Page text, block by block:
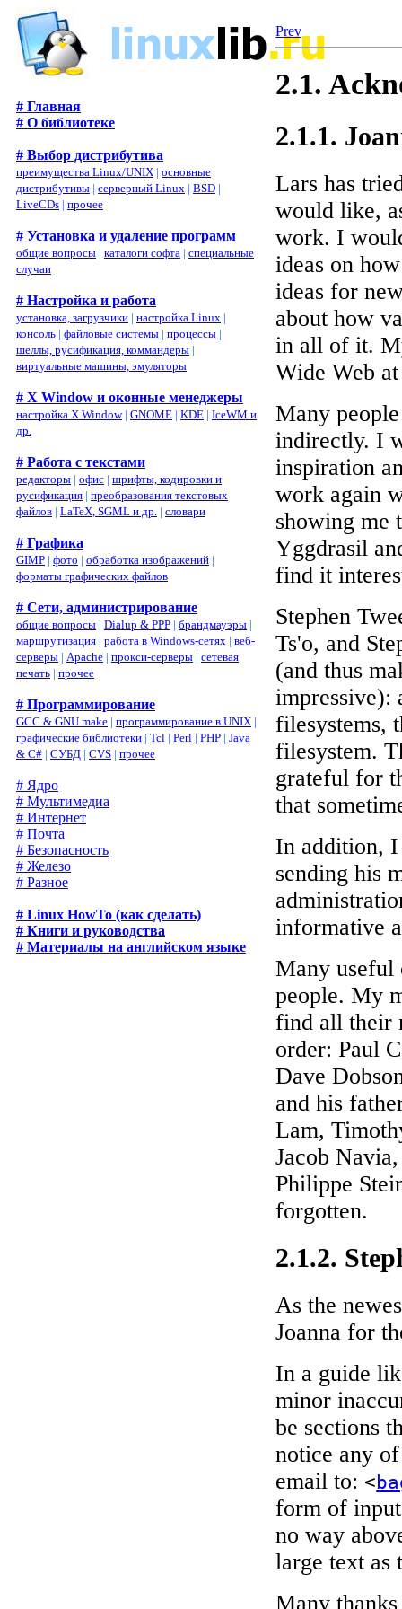
# Главная
# О библиотеке
# Выбор дистрибутива
преимущества Linux/UNIX | основные
дистрибутивы | серверный Linux | BSD |
LiveCDs | прочее
# Установка и удаление программ
общие вопросы | каталоги софта | специальные
случаи
# Настройка и работа
установка, загрузчики | настройка Linux |
консоль | файловые системы | процессы |
шеллы, русификация, коммандеры |
виртуальные машины, эмуляторы
# X Window и оконные менеджеры
настройка X Window| GNOME | KDE | IceWM и
др.
# Работа с текстами
редакторы | офис | шрифты, кодировки и
русификация | преобразования текстовых
файлов | LaTeX, SGML и др. | словари
# Графика
GIMP | фото | обработка изображений |
форматы графических файлов
# Сети, администрирование
общие вопросы | Dialup & PPP | брандмауэры |
маршрутизация | работа в Windows-сетях | веб-
серверы | Apache | прокси-серверы | сетевая
печать | прочее
# Программирование
GCC & GNU make | программирование в UNIX |
графические библиотеки | Tcl | Perl | PHP | Java
& C# | СУБД | CVS | прочее
# Ядро
# Мультимедиа
# Интернет
# Почта
# Безопасность
# Железо
# Разное
# Linux HowTo (как сделать)
# Книги и руководства
# Материалы на английском языке
Prev
2.1.
2.1.1.
Lars has
would like,
work. I
ideas on
ideas for
about how
in all of it.
Wide Web
Many
indirectly. I
inspiration
work again
showing me
Yggdrasil
find it
Stephen
Ts'o, and
(and thus
impressive):
filesystems,
filesystem.
grateful for
that
In addition,
sending his
informative
Many useful
people. My
find all their
order: Paul
Dave
and his
Lam,
Jacob
Philippe
forgotten.
2.1.2.
As the
Joanna for
In a guide
minor
be sections
notice any
email to: <
form of
no way
large text as
Many